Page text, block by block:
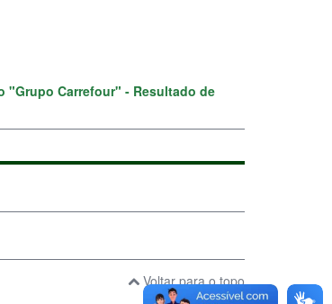
"Grupo Carrefour" - Resultado de
Voltar para o topo